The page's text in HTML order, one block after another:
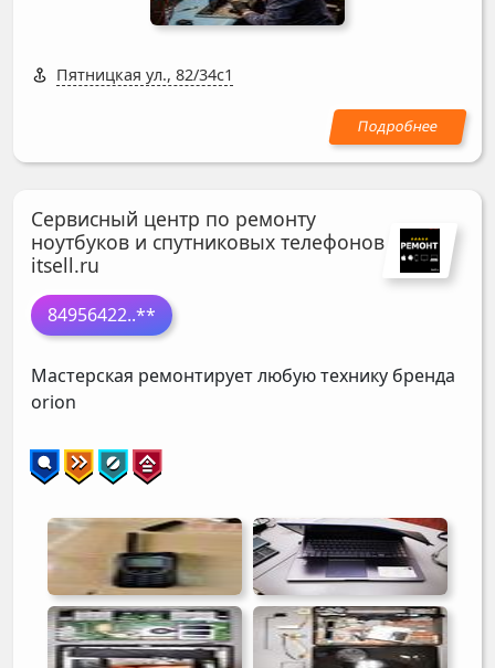
Пятницкая ул., 82/34с1
Сервисный центр по ремонту
ноутбуков и спутниковых телефонов
itsell.ru
84956422..**
Мастерская ремонтирует любую технику бренда
orion